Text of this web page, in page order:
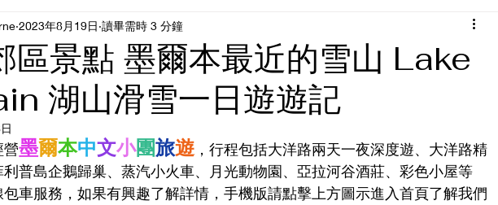
墨爾本食記
區景點 墨爾本最近的雪山 Lake
湖山滑雪一日遊遊記
2023年8月19日 讀畢需時 3 分鐘
營墨爾本中文小團旅遊 ，行程包括大洋路兩天一夜深度遊、大洋路精
普島企鵝歸巢、蒸汽小火車、月光動物園、亞拉河谷酒莊、彩色小屋等
車服務，如果有興趣了解詳情，手機版請點擊上方圖示進入首頁了解我們